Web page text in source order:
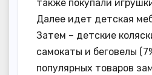
также покупали
Далее идет детская
Затем – детские
самокаты и беговелы
популярных товаров